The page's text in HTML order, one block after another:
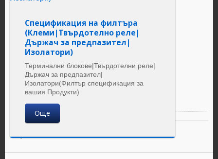
Спецификация на филтъра
(Клеми|Твърдотелно реле|
Държач за предпазител|
Изолатори)
Терминални блокове|Твърдотелни реле|
Държач за предпазител|
Изолатори(Филтър спецификация за
вашия Продукти)
Още
Резултат 1 - 11 на 11